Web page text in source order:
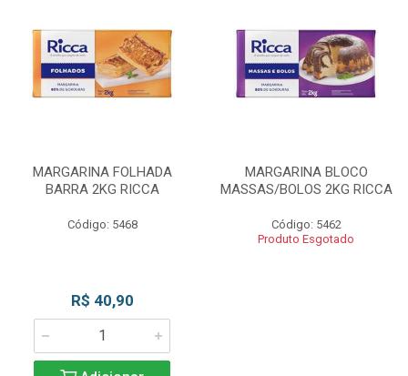
MARGARINA FOLHADA
BARRA 2KG RICCA
Código: 5468
R$ 40,90
MARGARINA BLOCO
MASSAS/BOLOS 2KG RICCA
Código: 5462
Produto Esgotado